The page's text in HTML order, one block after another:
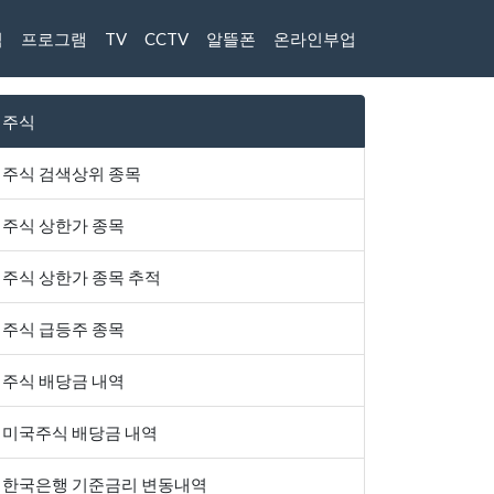
프로그램 TV CCTV 알뜰폰 온라인부업
주식
주식 검색상위 종목
주식 상한가 종목
주식 상한가 종목 추적
주식 급등주 종목
주식 배당금 내역
미국주식 배당금 내역
한국은행 기준금리 변동내역